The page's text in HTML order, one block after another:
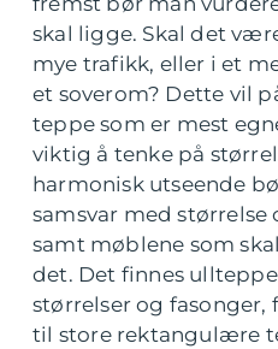
skal ligge. Skal det
mye trafikk, eller i et
et soverom? Dette vil
teppe som er mest
viktig å tenke på
harmonisk utseende
samsvar med
samt møblene som
det. Det finnes
størrelser og fasonger,
til store rektangulære